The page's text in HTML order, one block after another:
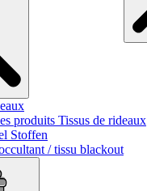
produits Tissus de rideaux
Stoffen
/ tissu blackout